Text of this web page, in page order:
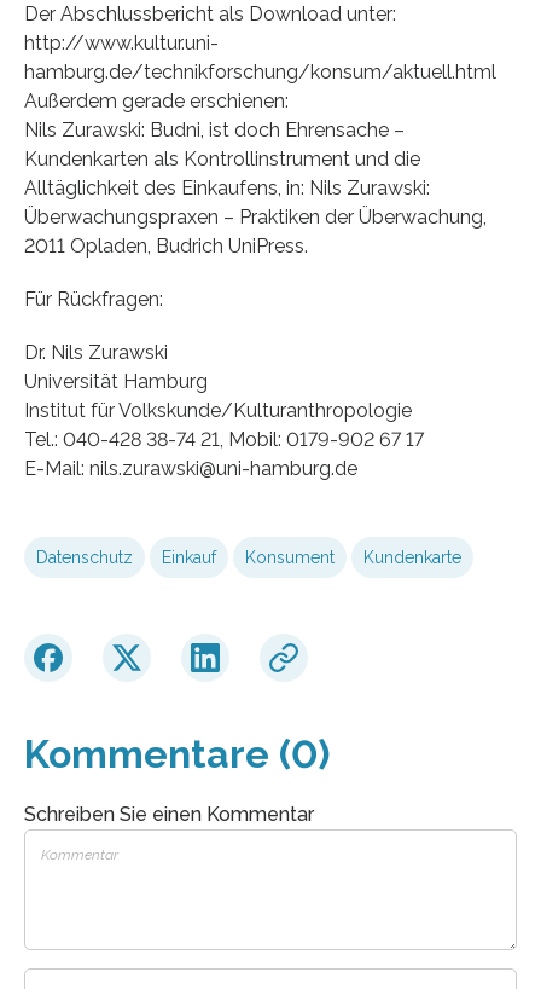
Der Abschlussbericht als Download unter:
http://www.kultur.uni-
hamburg.de/technikforschung/konsum/aktuell.html
Außerdem gerade erschienen:
Nils Zurawski: Budni, ist doch Ehrensache –
Kundenkarten als Kontrollinstrument und die
Alltäglichkeit des Einkaufens, in: Nils Zurawski:
Überwachungspraxen – Praktiken der Überwachung,
2011 Opladen, Budrich UniPress.
Für Rückfragen:
Dr. Nils Zurawski
Universität Hamburg
Institut für Volkskunde/Kulturanthropologie
Tel.: 040-428 38-74 21, Mobil: 0179-902 67 17
E-Mail: nils.zurawski@uni-hamburg.de
Datenschutz Einkauf Konsument Kundenkarte
Kommentare (0)
Schreiben Sie einen Kommentar